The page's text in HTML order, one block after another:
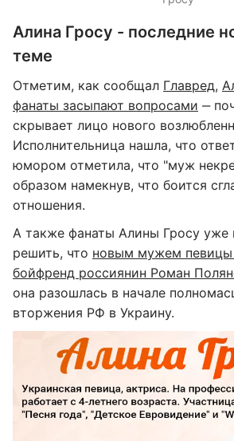
Алина Гросу - последние
теме
Отметим, как сообщал Главред,
фанаты засыпают вопросами ‒
скрывает лицо нового
Исполнительница нашла, что
юмором отметила, что "муж
образом намекнув, что боится
отношения.
А также фанаты Алины Гросу уже
решить, что новым мужем певицы
бойфренд россиянин Роман
она разошлась в начале
вторжения РФ в Украину.